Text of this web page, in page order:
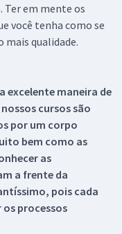
Ter em mente os
você tenha como se
mais qualidade.
excelente maneira de
cursos são
por um corpo
bem como as
as
a frente da
pois cada
processos